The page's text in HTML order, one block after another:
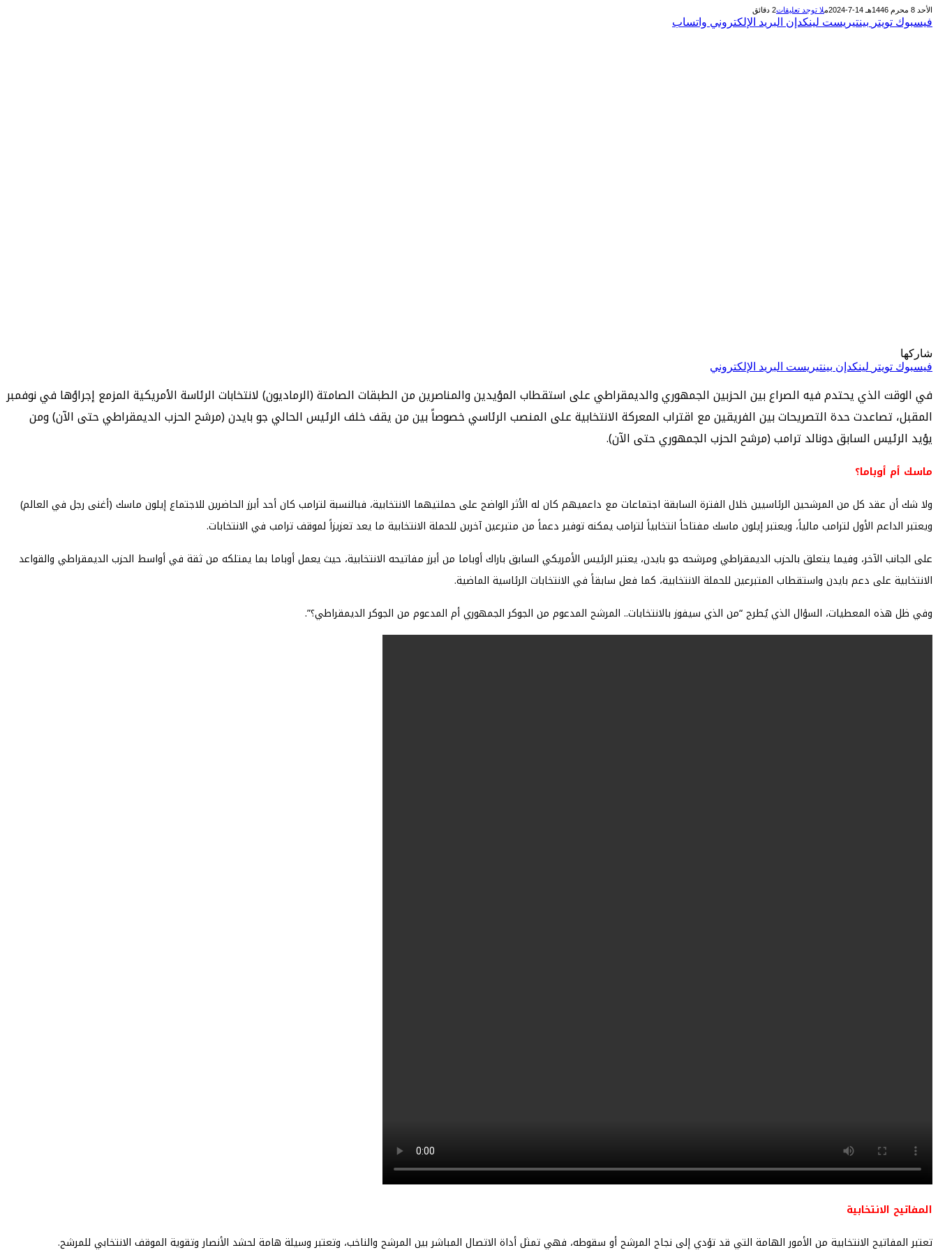
الأحد 8 محرم 1446هـ 14-7-2024م لا توجد تعليقات2 دقائق
فيسبوك تويتر بينتيريست لينكدإن البريد الإلكتروني واتساب
شاركها
فيسبوك تويتر لينكدإن بينتيريست البريد الإلكتروني
في الوقت الذي يحتدم فيه الصراع بين الحزبين الجمهوري والديمقراطي على استقطاب المؤيدين والمناصرين من الطبقات الصامتة (الرماديون) لانتخابات الرئاسة الأمريكية المزمع إجراؤها في نوفمبر
المقبل، تصاعدت حدة التصريحات بين الفريقين مع اقتراب المعركة الانتخابية على المنصب الرئاسي خصوصاً بين من يقف خلف الرئيس الحالي جو بايدن (مرشح الحزب الديمقراطي حتى الآن) ومن
يؤيد الرئيس السابق دونالد ترامب (مرشح الحزب الجمهوري حتى الآن).
ماسك أم أوباما؟
ولا شك أن عقد كل من المرشحين الرئاسيين خلال الفترة السابقة اجتماعات مع داعميهم كان له الأثر الواضح على حملتيهما الانتخابية، فبالنسبة لترامب كان أحد أبرز الحاضرين للاجتماع إيلون ماسك (أغنى رجل في العالم)
ويعتبر الداعم الأول لترامب مالياً، ويعتبر إيلون ماسك مفتاحاً انتخابياً لترامب يمكنه توفير دعماً من متبرعين آخرين للحملة الانتخابية ما يعد تعزيزاً لموقف ترامب في الانتخابات.
على الجانب الآخر، وفيما يتعلق بالحزب الديمقراطي ومرشحه جو بايدن، يعتبر الرئيس الأمريكي السابق باراك أوباما من أبرز مفاتيحه الانتخابية، حيث يعمل أوباما بما يمتلكه من ثقة في أواسط الحزب الديمقراطي والقواعد
الانتخابية على دعم بايدن واستقطاب المتبرعين للحملة الانتخابية، كما فعل سابقاً في الانتخابات الرئاسية الماضية.
وفي ظل هذه المعطيات، السؤال الذي يُطرح “من الذي سيفوز بالانتخابات.. المرشح المدعوم من الجوكر الجمهوري أم المدعوم من الجوكر الديمقراطي؟”.
المفاتيح الانتخابية
تعتبر المفاتيح الانتخابية من الأمور الهامة التي قد تؤدي إلى نجاح المرشح أو سقوطه، فهي تمثل أداة الاتصال المباشر بين المرشح والناخب، وتعتبر وسيلة هامة لحشد الأنصار وتقوية الموقف الانتخابي للمرشح.